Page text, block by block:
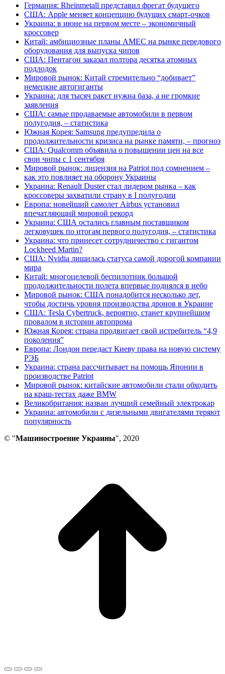
Германия: Rheinmetall представил фрегат будущего
США: Apple меняет концепцию будущих смарт-очков
Украина: в июне на первом месте – экономичный
кроссовер
Китай: амбициозные планы AMEC на рынке передового
оборудования для выпуска чипов
США: Пентагон заказал полтора десятка атомных
подлодок
Мировой рынок: Китай стремительно “добивает”
немецкие автогиганты
Украина: для тысяч ракет нужна база, а не громкие
заявления
США: самые продаваемые автомобили в первом
полугодия, – статистика
Южная Корея: Samsung предупредила о
продолжительности кризиса на рынке памяти, – прогноз
США: Qualcomm объявила о повышении цен на все
свои чипы с 1 сентября
Мировой рынок: лицензия на Patriot под сомнением –
как это повлияет на оборону Украины
Украина: Renault Duster стал лидером рынка – как
кроссоверы захватили страну в I полугодии
Европа: новейший самолет Airbus установил
впечатляющий мировой рекорд
Украина: США остались главным поставщиком
легковушек по итогам первого полугодия, – статистика
Украина: что принесет сотрудничество с гигантом
Lockheed Martin?
США: Nvidia лишилась статуса самой дорогой компании
мира
Китай: многоцелевой беспилотник большой
продолжительности полета впервые поднялся в небо
Мировой рынок: США понадобится несколько лет,
чтобы достичь уровня производства дронов в Украине
США: Tesla Cybertruck, вероятно, станет крупнейшим
провалом в истории автопрома
Южная Корея: страна продвигает свой истребитель “4,9
поколения”
Европа: Лондон передаст Киеву права на новую систему
РЭБ
Украина: страна рассчитывает на помощь Японии в
производстве Patriot
Мировой рынок: китайские автомобили стали обходить
на краш-тестах даже BMW
Великобритания: назван лучший семейный электрокар
Украина: автомобили с дизельными двигателями теряют
популярность
© "Машиностроение Украины", 2020